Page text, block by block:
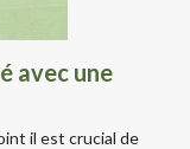
avec une
il est crucial de